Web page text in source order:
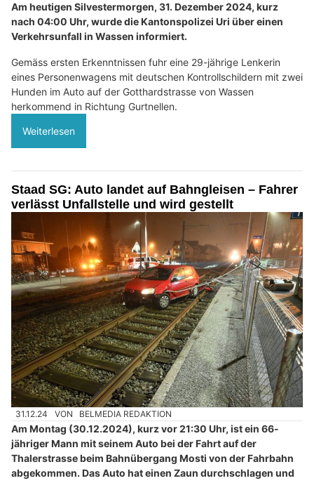
Am heutigen Silvestermorgen, 31. Dezember 2024, kurz
nach 04:00 Uhr, wurde die Kantonspolizei Uri über einen
Verkehrsunfall in Wassen informiert.
Gemäss ersten Erkenntnissen fuhr eine 29-jährige Lenkerin
eines Personenwagens mit deutschen Kontrollschildern mit zwei
Hunden im Auto auf der Gotthardstrasse von Wassen
herkommend in Richtung Gurtnellen.
Weiterlesen
Staad SG: Auto landet auf Bahngleisen – Fahrer
verlässt Unfallstelle und wird gestellt
31.12.24 VON BELMEDIA REDAKTION
Am Montag (30.12.2024), kurz vor 21:30 Uhr, ist ein 66-
jähriger Mann mit seinem Auto bei der Fahrt auf der
Thalerstrasse beim Bahnübergang Mosti von der Fahrbahn
abgekommen. Das Auto hat einen Zaun durchschlagen und